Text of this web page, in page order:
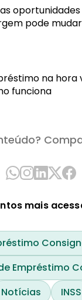
pode mudar
na hora
funciona
mais
Empréstimo
Notícias
INSS